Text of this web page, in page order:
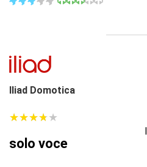
Iliad Domotica
★★★★★
★★★★★
solo voce